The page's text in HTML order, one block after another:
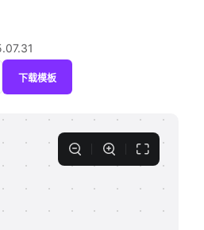
下载模板